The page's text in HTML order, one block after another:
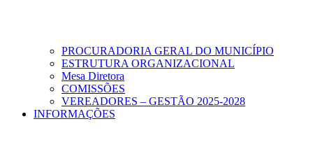
PROCURADORIA GERAL DO MUNICÍPIO
ESTRUTURA ORGANIZACIONAL
Mesa Diretora
COMISSÕES
VEREADORES – GESTÃO 2025-2028
INFORMAÇÕES